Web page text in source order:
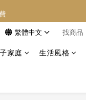
元購物金
元購物金
繁體中文
家庭 生活風格